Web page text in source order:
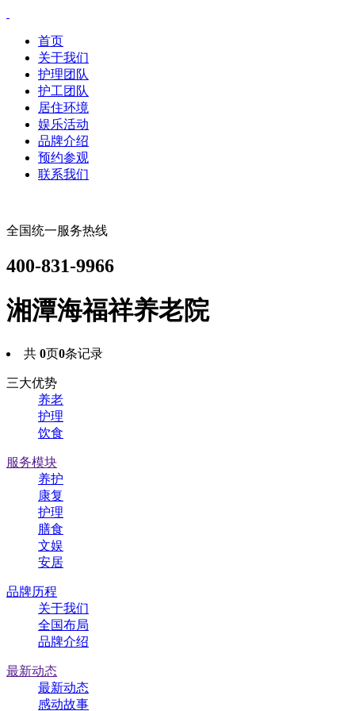
首页
关于我们
护理团队
护工团队
居住环境
娱乐活动
品牌介绍
预约参观
联系我们
全国统一服务热线
400-831-9966
湘潭海福祥养老院
共 0页0条记录
三大优势
养老
护理
饮食
服务模块
养护
康复
护理
膳食
文娱
安居
品牌历程
关于我们
全国布局
品牌介绍
最新动态
最新动态
感动故事